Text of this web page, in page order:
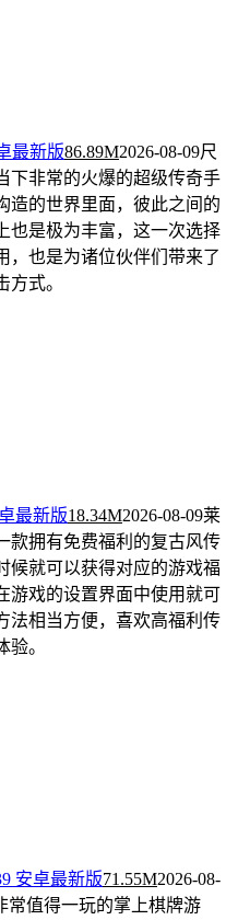
最新版86.89M2026-08-09尺
下非常的火爆的超级传奇手
造的世界里面，彼此之间的
也是极为丰富，这一次选择
，也是为诸位伙伴们带来了
方式。
最新版18.34M2026-08-09莱
款拥有免费福利的复古风传
候就可以获得对应的游戏福
游戏的设置界面中使用就可
法相当方便，喜欢高福利传
。
安卓最新版71.55M2026-08-
常值得一玩的掌上棋牌游